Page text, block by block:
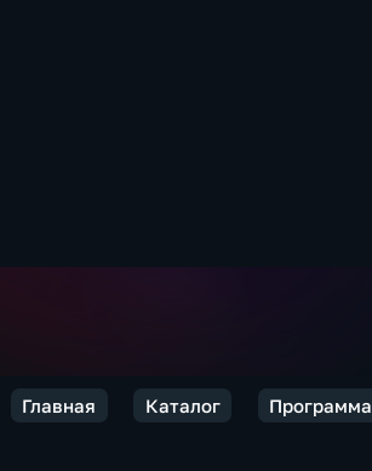
Главная Каталог Программа